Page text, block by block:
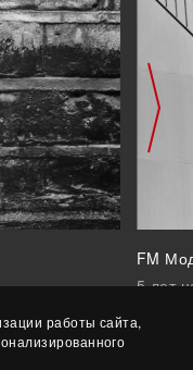
работы сайта,
FM
5 лет